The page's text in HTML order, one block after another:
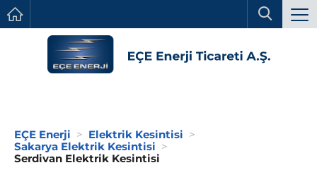
EÇE Enerji
Elektrik Kesintisi
Sakarya Elektrik Kesintisi
Serdivan Elektrik Kesintisi